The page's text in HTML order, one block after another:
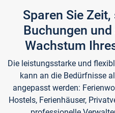
Sparen Sie
Buchungen
Wachstum
Die leistungsstarke und
kann an die Bedürfnisse
angepasst werden:
Hostels, Ferienhäuser,